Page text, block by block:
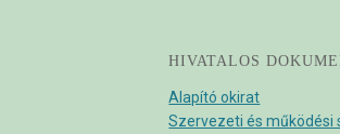
HIVATALOS
Alapító okirat
Szervezeti és működési